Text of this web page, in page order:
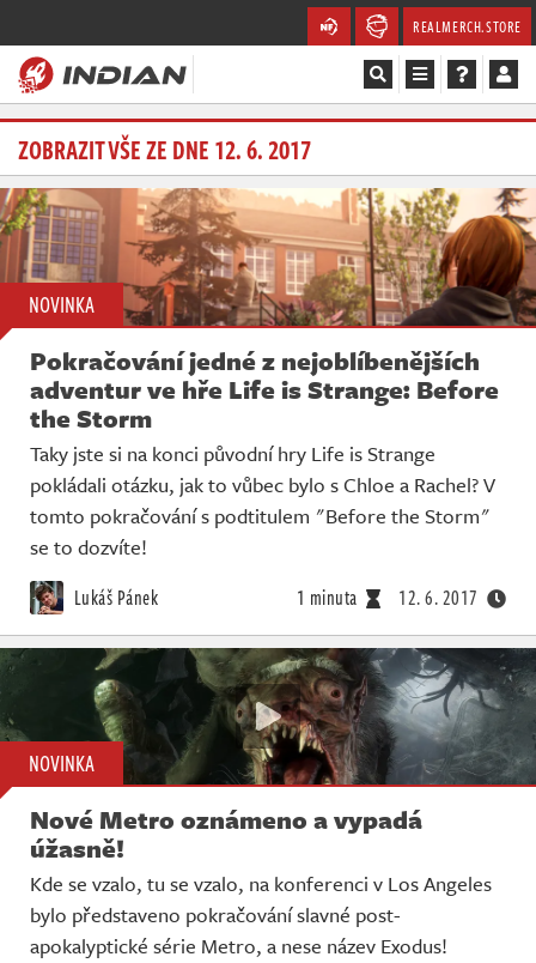
REALMERCH.STORE
Magazín
Recenze
Videa
Soutěže
Databáze
Komunita
Redakce
Živě
ZOBRAZIT VŠE ZE DNE 12. 6. 2017
NOVINKA
Pokračování jedné z nejoblíbenějších
adventur ve hře Life is Strange: Before
the Storm
Taky jste si na konci původní hry Life is Strange
pokládali otázku, jak to vůbec bylo s Chloe a Rachel? V
tomto pokračování s podtitulem "Before the Storm"
se to dozvíte!
Lukáš Pánek 1 minuta 12. 6. 2017
NOVINKA
Nové Metro oznámeno a vypadá
úžasně!
Kde se vzalo, tu se vzalo, na konferenci v Los Angeles
bylo představeno pokračování slavné post-
apokalyptické série Metro, a nese název Exodus!